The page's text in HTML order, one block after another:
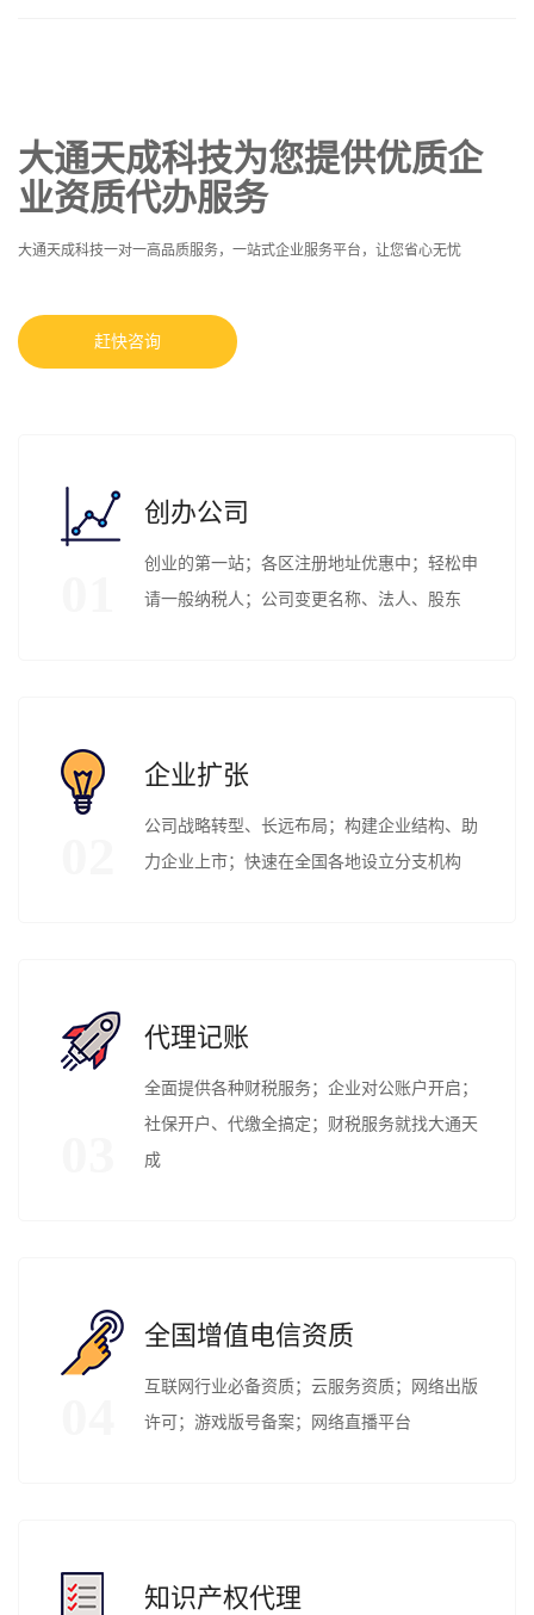
大通天成科技为您提供优质企
业资质代办服务
大通天成科技一对一高品质服务，一站式企业服务平台，让您省心无忧
赶快咨询
创办公司
创业的第一站；各区注册地址优惠中；轻松申
请一般纳税人；公司变更名称、法人、股东
企业扩张
公司战略转型、长远布局；构建企业结构、助
力企业上市；快速在全国各地设立分支机构
代理记账
全面提供各种财税服务；企业对公账户开启；
社保开户、代缴全搞定；财税服务就找大通天
成
全国增值电信资质
互联网行业必备资质；云服务资质；网络出版
许可；游戏版号备案；网络直播平台
知识产权代理